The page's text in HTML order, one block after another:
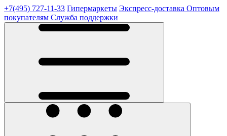
+7(495) 727-11-33 Гипермаркеты Экспресс-доставка Оптовым
покупателям Служба поддержки